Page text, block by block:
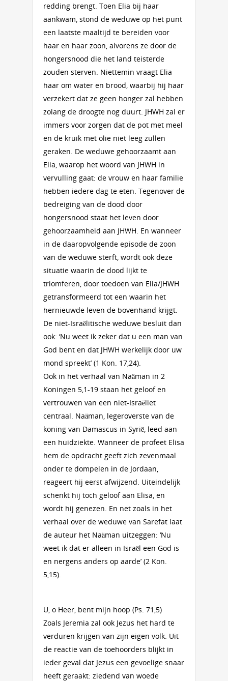
redding brengt. Toen Elia bij haar
aankwam, stond de weduwe op het punt
een laatste maaltijd te bereiden voor
haar en haar zoon, alvorens ze door de
hongersnood die het land teisterde
zouden sterven. Niettemin vraagt Elia
haar om water en brood, waarbij hij haar
verzekert dat ze geen honger zal hebben
zolang de droogte nog duurt. JHWH zal er
immers voor zorgen dat de pot met meel
en de kruik met olie niet leeg zullen
geraken. De weduwe gehoorzaamt aan
Elia, waarop het woord van JHWH in
vervulling gaat: de vrouw en haar familie
hebben iedere dag te eten. Tegenover de
bedreiging van de dood door
hongersnood staat het leven door
gehoorzaamheid aan JHWH. En wanneer
in de daaropvolgende episode de zoon
van de weduwe sterft, wordt ook deze
situatie waarin de dood lijkt te
triomferen, door toedoen van Elia/JHWH
getransformeerd tot een waarin het
hernieuwde leven de bovenhand krijgt.
De niet-Israëlitische weduwe besluit dan
ook: ‘Nu weet ik zeker dat u een man van
God bent en dat JHWH werkelijk door uw
mond spreekt’ (1 Kon. 17,24).
Ook in het verhaal van Naäman in 2
Koningen 5,1-19 staan het geloof en
vertrouwen van een niet-Israëliet
centraal. Naäman, legeroverste van de
koning van Damascus in Syrië, leed aan
een huidziekte. Wanneer de profeet Elisa
hem de opdracht geeft zich zevenmaal
onder te dompelen in de Jordaan,
reageert hij eerst afwijzend. Uiteindelijk
schenkt hij toch geloof aan Elisa, en
wordt hij genezen. En net zoals in het
verhaal over de weduwe van Sarefat laat
de auteur het Naäman uitzeggen: ‘Nu
weet ik dat er alleen in Israël een God is
en nergens anders op aarde’ (2 Kon.
5,15).
U, o Heer, bent mijn hoop (Ps. 71,5)
Zoals Jeremia zal ook Jezus het hard te
verduren krijgen van zijn eigen volk. Uit
de reactie van de toehoorders blijkt in
ieder geval dat Jezus een gevoelige snaar
heeft geraakt: ziedend van woede